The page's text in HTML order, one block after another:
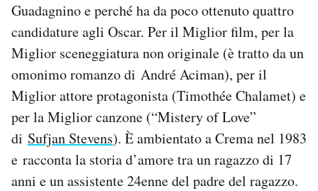
Guadagnino e perché ha da poco ottenuto quattro
candidature agli Oscar. Per il Miglior film, per la
Miglior sceneggiatura non originale (è tratto da un
omonimo romanzo di André Aciman), per il
Miglior attore protagonista (Timothée Chalamet) e
per la Miglior canzone (“Mistery of Love”
di Sufjan Stevens). È ambientato a Crema nel 1983
e racconta la storia d’amore tra un ragazzo di 17
anni e un assistente 24enne del padre del ragazzo.